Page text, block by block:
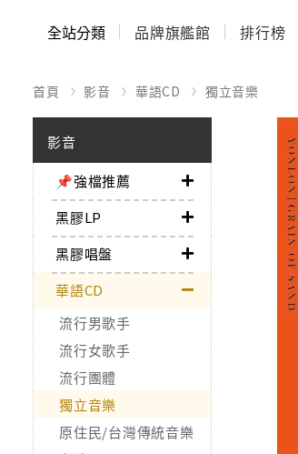
全站分類 品牌旗艦館 排行榜
首頁 影音 華語CD 獨立音樂
影音
📌強檔推薦
黑膠LP
黑膠唱盤
華語CD
流行男歌手
流行女歌手
流行團體
獨立音樂
原住民/台灣傳統音樂